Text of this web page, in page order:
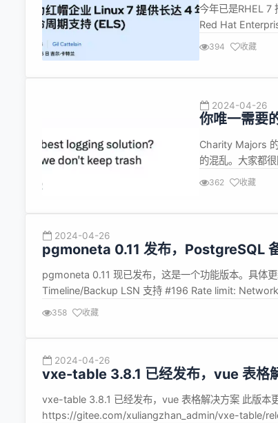
今年已是RHEL 7
Red Hat
一个月前，
394 收藏
2024-04-26
你唯一需要
Charity Majors
的混乱。大家都
日志，我还需要
362 收藏
2024-04-26
pgmoneta 0.11 发布，PostgreSQL
pgmoneta 0.11 现已发布，这是一个功能版本。具体
Timeline/Backup LSN 支持 #196 Rate limit:
架构 #2...
358 收藏
2024-04-26
vxe-table 3.8.1 已经发布，vue 表格
vxe-table 3.8.1 已经发布，vue 表格解决方案 此版本
https://gitee.com/xuliangzhan_admin/vxe-table/